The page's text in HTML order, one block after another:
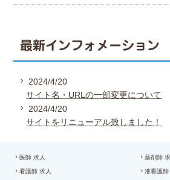
最新インフォメーション
2024/4/20
サイト名・URLの一部変更について
2024/4/20
サイトをリニューアル致しました！
医師 求人 薬剤師
看護師 求人 准看護師